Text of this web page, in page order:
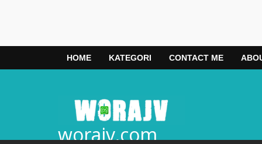
HOME KATEGORI CONTACT ME
worajv.com